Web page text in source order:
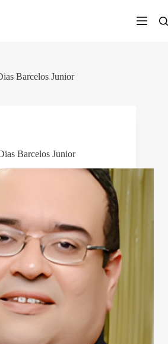
ferramentas
Barcelos Junior
Barcelos Junior